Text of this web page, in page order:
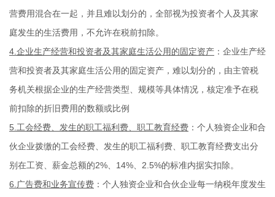
营费用混合在一起，并且难以划分的，全部视为投资者个人及其家
庭发生的生活费用，不允许在税前扣除。
4.企业生产经营和投资者及其家庭生活公用的固定资产 ：企业生产经
营和投资者及其家庭生活公用的固定资产，难以划分的，由主管税
务机关根据企业的生产经营类型、规模等具体情况，核定准予在税
前扣除的折旧费用的数额或比例
5.工会经费、发生的职工福利费、职工教育经费 ：个人独资企业和合
伙企业拨缴的工会经费、发生的职工福利费、职工教育经费支出分
别在工资、薪金总额的2%、14%、2.5%的标准内据实扣除。
6.广告费和业务宣传费 ：个人独资企业和合伙企业每一纳税年度发生